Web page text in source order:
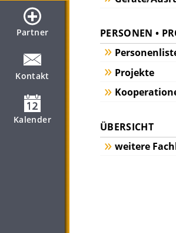
Partner
Kontakt
Kalender
PERSONEN •
Projekte
ÜBERSICHT
weitere